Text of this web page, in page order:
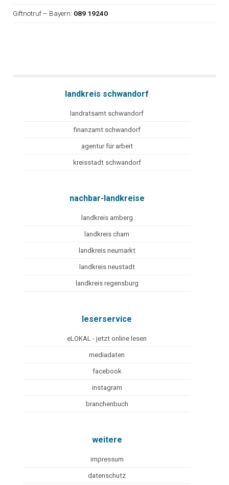
Giftnotruf – Bayern: 089 19240
landkreis schwandorf
landratsamt schwandorf
finanzamt schwandorf
agentur für arbeit
kreisstadt schwandorf
nachbar-landkreise
landkreis amberg
landkreis cham
landkreis neumarkt
landkreis neustadt
landkreis regensburg
leserservice
eLOKAL - jetzt online lesen
mediadaten
facebook
instagram
branchenbuch
weitere
impressum
datenschutz